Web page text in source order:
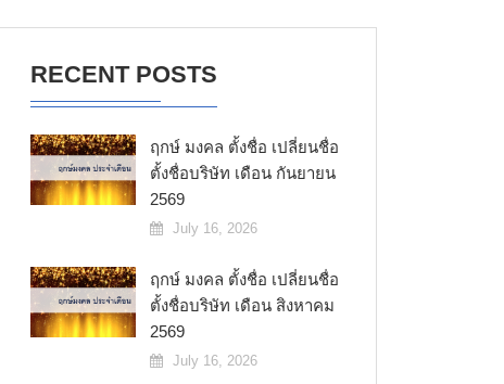
RECENT POSTS
ฤกษ์ มงคล ตั้งชื่อ เปลี่ยนชื่อ
ตั้งชื่อบริษัท เดือน กันยายน
2569
July 16, 2026
ฤกษ์ มงคล ตั้งชื่อ เปลี่ยนชื่อ
ตั้งชื่อบริษัท เดือน สิงหาคม
2569
July 16, 2026